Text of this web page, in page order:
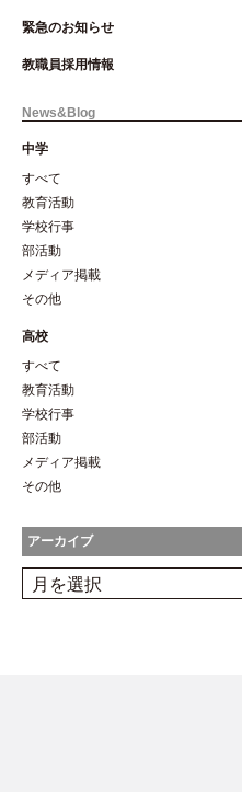
緊急のお知らせ
教職員採用情報
News&Blog
中学
すべて
教育活動
学校行事
部活動
メディア掲載
その他
高校
すべて
教育活動
学校行事
部活動
メディア掲載
その他
アーカイブ